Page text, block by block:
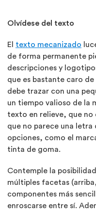
Olvídese del texto
El texto mecanizado
de forma permanente
descripciones y
que es bastante caro
debe trazar con una
un tiempo valioso de la
texto en relieve, que
que no parece una letra
opciones, como el
tinta de goma.
Contemple la
múltiples facetas
componentes más
enroscarse entre sí.